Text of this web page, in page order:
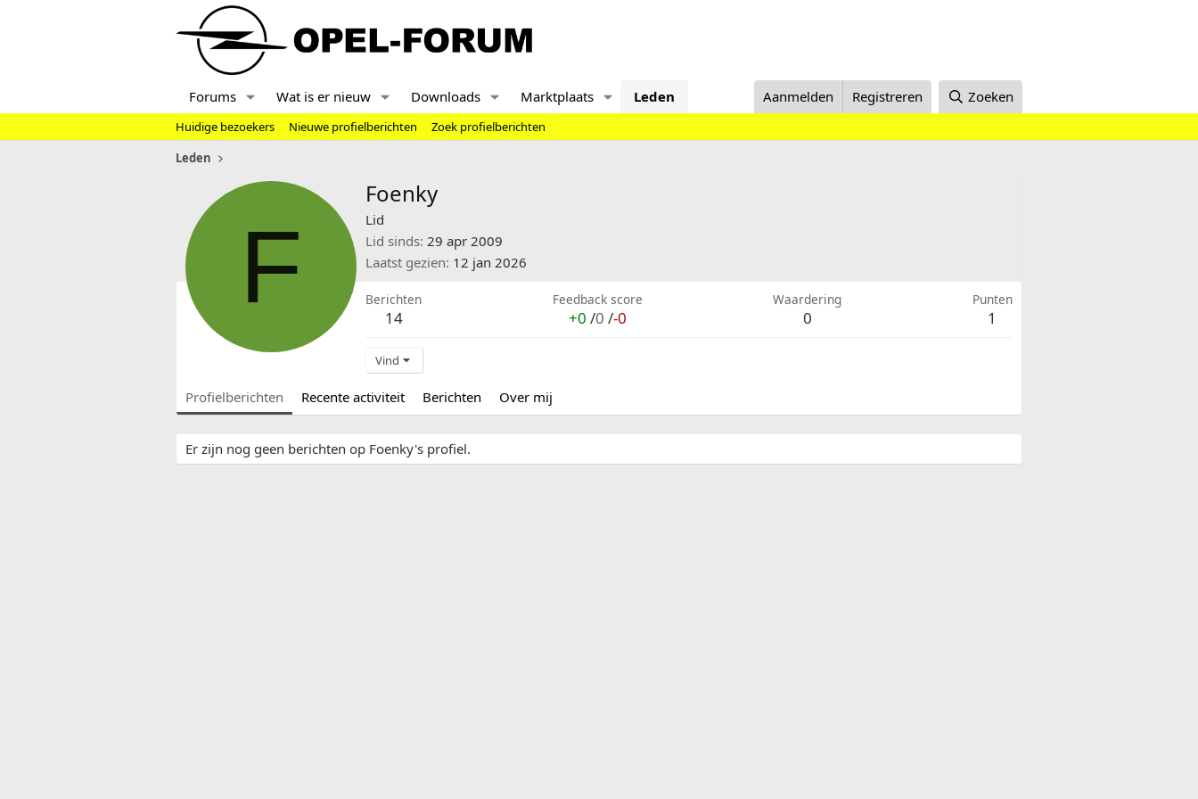
Forums Wat is er nieuw Downloads Marktplaats Leden Aanmelden Registreren Zoeken
Huidige bezoekers Nieuwe profielberichten
Zoek profielberichten
Leden
F
Foenky
Lid
Lid sinds 29 apr 2009
Laatst gezien 12 jan 2026
Berichten
14
Feedback score
+0 /0 /-0
Waardering
0
Punten
1
Vind
Profielberichten Recente activiteit Berichten Over mij
Er zijn nog geen berichten op Foenky's profiel.